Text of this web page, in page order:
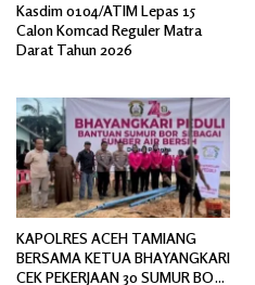
Kasdim 0104/ATIM Lepas 15
Calon Komcad Reguler Matra
Darat Tahun 2026
KAPOLRES ACEH TAMIANG
BERSAMA KETUA BHAYANGKARI
CEK PEKERJAAN 30 SUMUR BOR